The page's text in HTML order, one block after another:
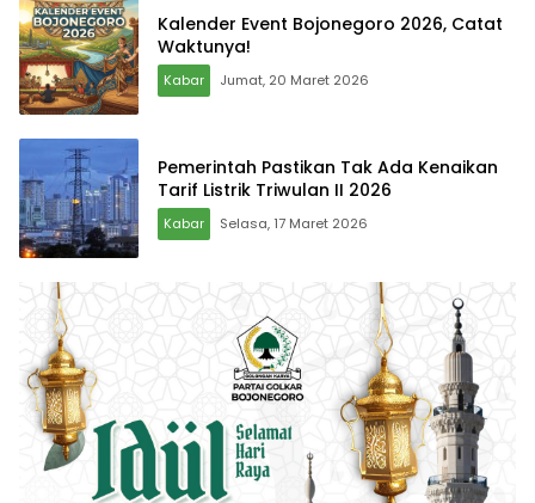
Kalender Event Bojonegoro 2026, Catat
Waktunya!
Kabar Jumat, 20 Maret 2026
Pemerintah Pastikan Tak Ada Kenaikan
Tarif Listrik Triwulan II 2026
Kabar Selasa, 17 Maret 2026